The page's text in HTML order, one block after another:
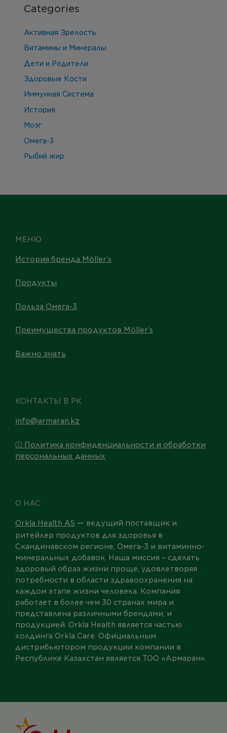
Categories
Активная Зрелость
Витамины и Минералы
Дети и Родители
Здоровые Кости
Иммунная Система
История
Мозг
Омега-3
Рыбий жир
О НАС
Orkla Health AS — ведущий поставщик и
ритейлер продуктов для здоровья в
Скандинавском регионе, Омега-3 и витаминно-
минеральных добавок. Наша миссия – сделать
здоровый образ жизни проще, удовлетворяя
потребности в области здравоохранения на
каждом этапе жизни человека. Компания
работает в более чем 30 странах мира и
представлена различными брендами, и
продукцией. Orkla Health является частью
холдинга Orkla Care. Официальным
дистрибьютором продукции компании в
Республике Казахстан является ТОО «Армаран».
МЕНЮ
История бренда Möller’s
Продукты
Польза Омега-3
Преимущества продуктов Möller’s
Важно знать
КОНТАКТЫ В РК
info@armaran.kz
ⓘ Политика конфиденциальности и обработки
персональных данных